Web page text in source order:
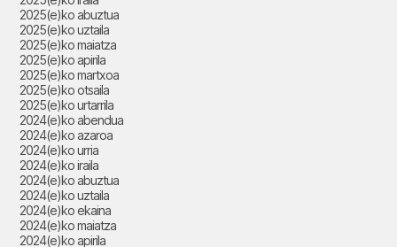
2025(e)ko abuztua
2025(e)ko uztaila
2025(e)ko maiatza
2025(e)ko apirila
2025(e)ko martxoa
2025(e)ko otsaila
2025(e)ko urtarrila
2024(e)ko abendua
2024(e)ko azaroa
2024(e)ko urria
2024(e)ko iraila
2024(e)ko abuztua
2024(e)ko uztaila
2024(e)ko ekaina
2024(e)ko maiatza
2024(e)ko apirila